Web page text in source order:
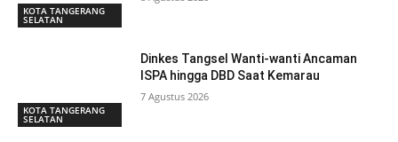
KOTA TANGERANG
SELATAN
KOTA TANGERANG
SELATAN
Dinkes Tangsel Wanti-wanti Ancaman
ISPA hingga DBD Saat Kemarau
7 Agustus 2026